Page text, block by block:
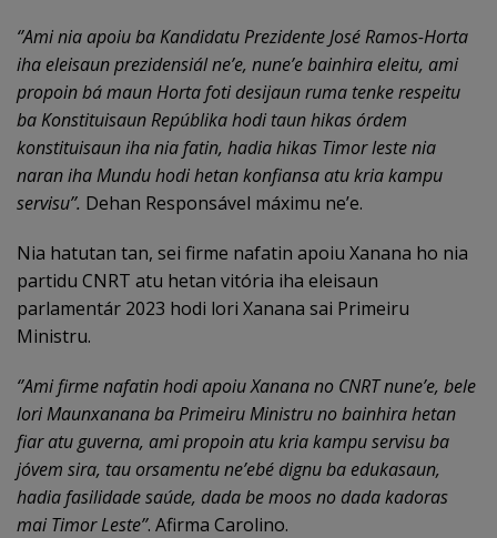
‘’Ami nia apoiu ba Kandidatu Prezidente José Ramos-Horta
iha eleisaun prezidensiál ne’e, nune’e bainhira eleitu, ami
propoin bá maun Horta foti desijaun ruma tenke respeitu
ba Konstituisaun Repúblika hodi taun hikas órdem
konstituisaun iha nia fatin, hadia hikas Timor leste nia
naran iha Mundu hodi hetan konfiansa atu kria kampu
servisu’’. Dehan Responsável máximu ne’e.
Nia hatutan tan, sei firme nafatin apoiu Xanana ho nia
partidu CNRT atu hetan vitória iha eleisaun
parlamentár 2023 hodi lori Xanana sai Primeiru
Ministru.
‘’Ami firme nafatin hodi apoiu Xanana no CNRT nune’e, bele
lori Maunxanana ba Primeiru Ministru no bainhira hetan
fiar atu guverna, ami propoin atu kria kampu servisu ba
jóvem sira, tau orsamentu ne’ebé dignu ba edukasaun,
hadia fasilidade saúde, dada be moos no dada kadoras
mai Timor Leste’’. Afirma Carolino.